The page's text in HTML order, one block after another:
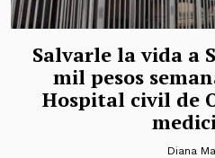
Salvarle la vida a
mil pesos
Hospital civil de
Diana